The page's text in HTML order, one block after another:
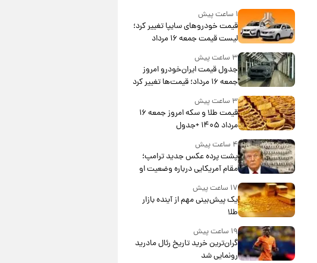
۱ ساعت پیش
قیمت خودروهای سایپا تغییر کرد؛
لیست قیمت جمعه ۱۶ مرداد
۳ ساعت پیش
جدول قیمت ایران‌خودرو امروز
جمعه ۱۶ مرداد؛ قیمت‌ها تغییر کرد
۳ ساعت پیش
قیمت طلا و سکه امروز جمعه ۱۶
مرداد ۱۴۰۵ +جدول
۴ ساعت پیش
پشت پرده عکس جدید ترامپ؛
مقام آمریکایی درباره وضعیت او
چه گفت؟
۱۷ ساعت پیش
یک پیش‌بینی مهم از آینده بازار
طلا
۱۹ ساعت پیش
گران‌ترین خرید تاریخ رئال مادرید
رونمایی شد